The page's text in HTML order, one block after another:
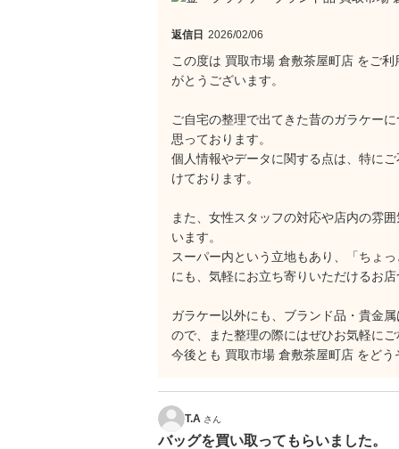
返信日 2026/02/06
この度は 買取市場 倉敷茶屋町店 をご
がとうございます。
ご自宅の整理で出てきた昔のガラケー
思っております。
個人情報やデータに関する点は、特に
けております。
また、女性スタッフの対応や店内の雰
います。
スーパー内という立地もあり、「ちょ
にも、気軽にお立ち寄りいただけるお店
ガラケー以外にも、ブランド品・貴金
ので、また整理の際にはぜひお気軽にご
今後とも 買取市場 倉敷茶屋町店 をどう
T.A さん
バッグを買い取ってもらいました。